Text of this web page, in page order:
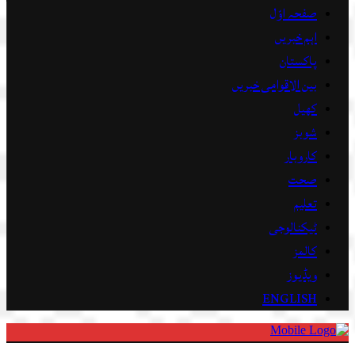
صفحہ اوّل
اہم خبریں
پاکستان
بین الاقوامی خبریں
کھیل
شوبز
کاروبار
صحت
تعلیم
ٹیکنالوجی
کالمز
ویڈیوز
ENGLISH